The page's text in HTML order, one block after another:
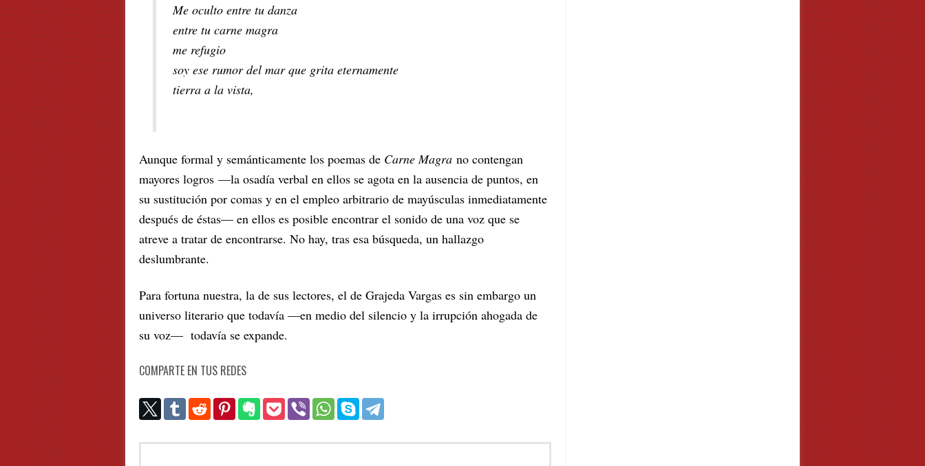
Me oculto entre tu danza
entre tu carne magra
me refugio
soy ese rumor del mar que grita eternamente
tierra a la vista,
Aunque formal y semánticamente los poemas de Carne Magra no contengan
mayores logros —la osadía verbal en ellos se agota en la ausencia de puntos, en
su sustitución por comas y en el empleo arbitrario de mayúsculas inmediatamente
después de éstas— en ellos es posible encontrar el sonido de una voz que se
atreve a tratar de encontrarse. No hay, tras esa búsqueda, un hallazgo
deslumbrante.
Para fortuna nuestra, la de sus lectores, el de Grajeda Vargas es sin embargo un
universo literario que todavía —en medio del silencio y la irrupción ahogada de
su voz— todavía se expande.
COMPARTE EN TUS REDES